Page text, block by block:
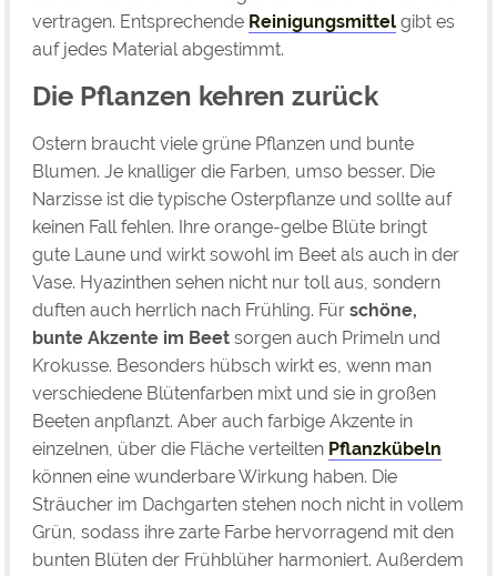
vertragen. Entsprechende Reinigungsmittelgibt es
auf jedes Material abgestimmt.
Die Pflanzen kehren zurück
Ostern braucht viele grüne Pflanzen und bunte
Blumen. Je knalliger die Farben, umso besser. Die
Narzisse ist die typische Osterpflanze und sollte auf
keinen Fall fehlen. Ihre orange-gelbe Blüte bringt
gute Laune und wirkt sowohl im Beet als auch in der
Vase. Hyazinthen sehen nicht nur toll aus, sondern
duften auch herrlich nach Frühling. Für schöne,
bunte Akzente im Beetsorgen auch Primeln und
Krokusse. Besonders hübsch wirkt es, wenn man
verschiedene Blütenfarben mixt und sie in großen
Beeten anpflanzt. Aber auch farbige Akzente in
einzelnen, über die Fläche verteilten Pflanzkübeln
können eine wunderbare Wirkung haben. Die
Sträucher im Dachgarten stehen noch nicht in vollem
Grün, sodass ihre zarte Farbe hervorragend mit den
bunten Blüten der Frühblüher harmoniert. Außerdem